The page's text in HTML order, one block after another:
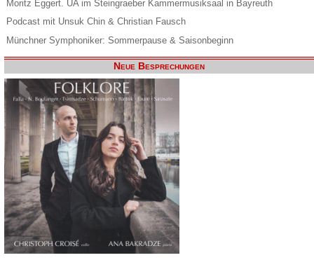
Moritz Eggert. UA im Steingraeber Kammermusiksaal in Bayreuth
Podcast mit Unsuk Chin & Christian Fausch
Münchner Symphoniker: Sommerpause & Saisonbeginn
Neue Besprechungen